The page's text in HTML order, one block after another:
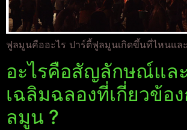
ฟูลมูนคืออะไร ปาร์ตี้ฟูลมูนเกิดขึ้นที่ไหนแ
อะไรคือสัญลักษณ์แล
เฉลิมฉลองที่เกี่ยวข้อ
ลมูน ?